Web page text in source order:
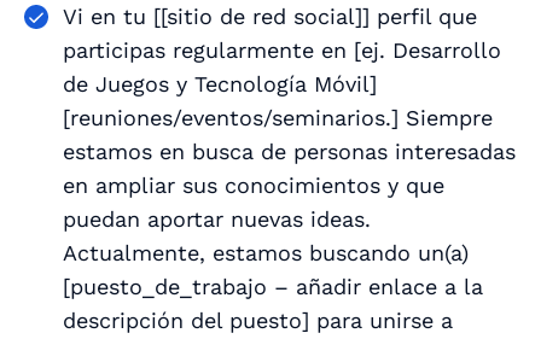
Vi en tu [[sitio de red social]] perfil que
participas regularmente en [ej. Desarrollo
de Juegos y Tecnología Móvil]
[reuniones/eventos/seminarios.] Siempre
estamos en busca de personas interesadas
en ampliar sus conocimientos y que
puedan aportar nuevas ideas.
Actualmente, estamos buscando un(a)
[puesto_de_trabajo – añadir enlace a la
descripción del puesto] para unirse a